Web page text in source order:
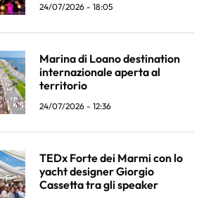
24/07/2026 - 18:05
Marina di Loano destination
internazionale aperta al
territorio
24/07/2026 - 12:36
TEDx Forte dei Marmi con lo
yacht designer Giorgio
Cassetta tra gli speaker